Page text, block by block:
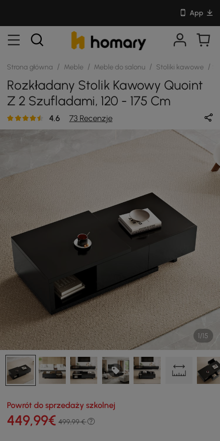
App
Strona główna / Meble / Meble do salonu / Stoliki kawowe /
Rozkładany Stolik Kawowy Quoint
Z 2 Szufladami, 120 - 175 Cm
4.6 73 Recenzje
1/15
Powrót do sprzedaży szkolnej
449,99€ 499,99 €